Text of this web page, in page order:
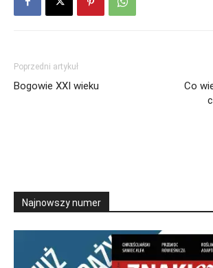
Poprzedni artykuł
Bogowie XXI wieku
Co
Najnowszy numer